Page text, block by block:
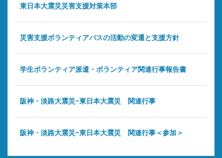
東日本大震災災害支援対策本部
災害支援ボランティアバスの活動の変遷と支援方針
学生ボランティア派遣・ボランティア関連行事報告書
阪神・淡路大震災−東日本大震災 関連行事
阪神・淡路大震災−東日本大震災 関連行事＜参加＞